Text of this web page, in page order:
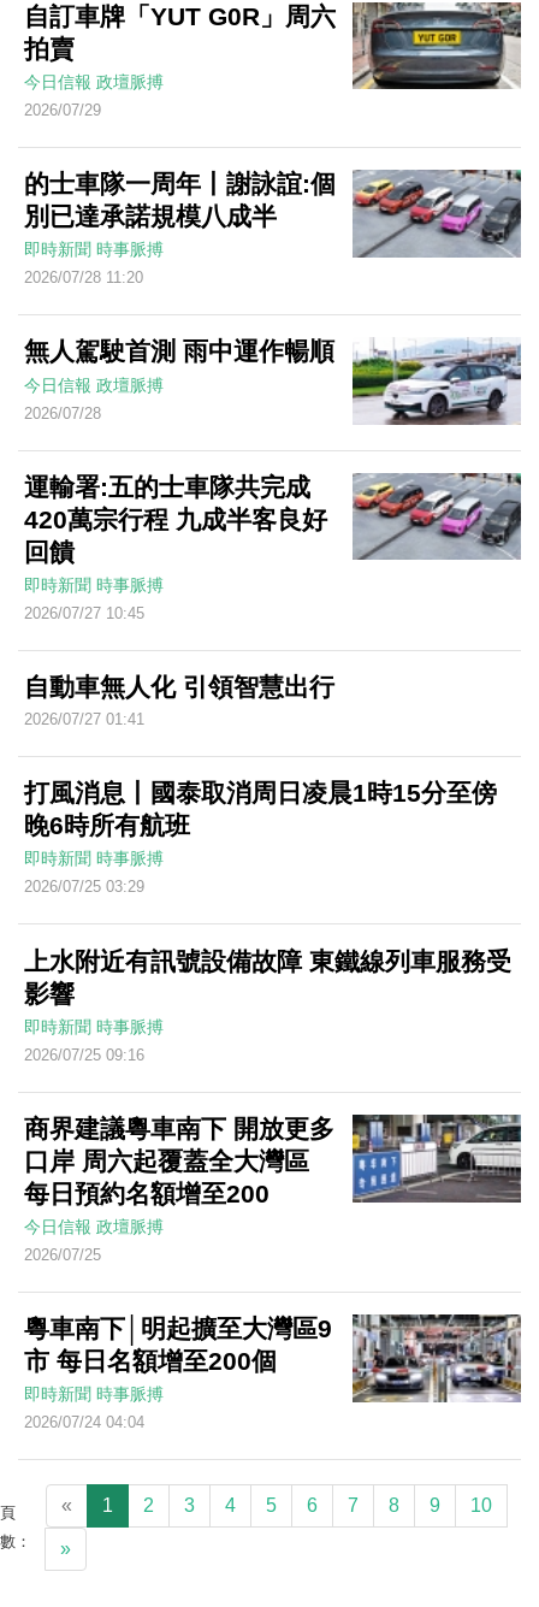
自訂車牌「YUT G0R」周六
拍賣
今日信報 政壇脈搏
2026/07/29
的士車隊一周年丨謝詠誼:個
別已達承諾規模八成半
即時新聞 時事脈搏
2026/07/28 11:20
無人駕駛首測 雨中運作暢順
今日信報 政壇脈搏
2026/07/28
運輸署:五的士車隊共完成
420萬宗行程 九成半客良好
回饋
即時新聞 時事脈搏
2026/07/27 10:45
自動車無人化 引領智慧出行
2026/07/27 01:41
打風消息丨國泰取消周日凌晨1時15分至傍
晚6時所有航班
即時新聞 時事脈搏
2026/07/25 03:29
上水附近有訊號設備故障 東鐵線列車服務受
影響
即時新聞 時事脈搏
2026/07/25 09:16
商界建議粵車南下 開放更多
口岸 周六起覆蓋全大灣區
每日預約名額增至200
今日信報 政壇脈搏
2026/07/25
粵車南下│明起擴至大灣區9
市 每日名額增至200個
即時新聞 時事脈搏
2026/07/24 04:04
頁
數：
« 1 2 3 4 5 6 7 8 9 10
»